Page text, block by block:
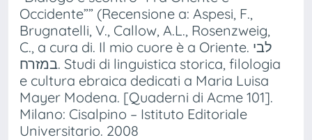
Occidente”” (Recensione a: Aspesi, F.,
Brugnatelli, V., Callow, A.L., Rosenzweig,
C., a cura di. Il mio cuore è a Oriente. לבי
במזרח. Studi di linguistica storica, filologia
e cultura ebraica dedicati a Maria Luisa
Mayer Modena. [Quaderni di Acme 101].
Milano: Cisalpino – Istituto Editoriale
Universitario. 2008